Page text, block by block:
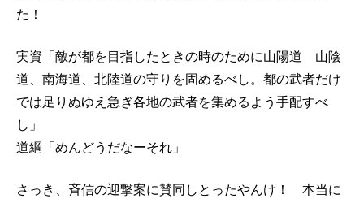
た！
実資「敵が都を目指したときの時のために山陽道 山陰
道、南海道、北陸道の守りを固めるべし。都の武者だけ
では足りぬゆえ急ぎ各地の武者を集めるよう手配すべ
し」
道綱「めんどうだなーそれ」
さっき、斉信の迎撃案に賛同しとったやんけ！ 本当に